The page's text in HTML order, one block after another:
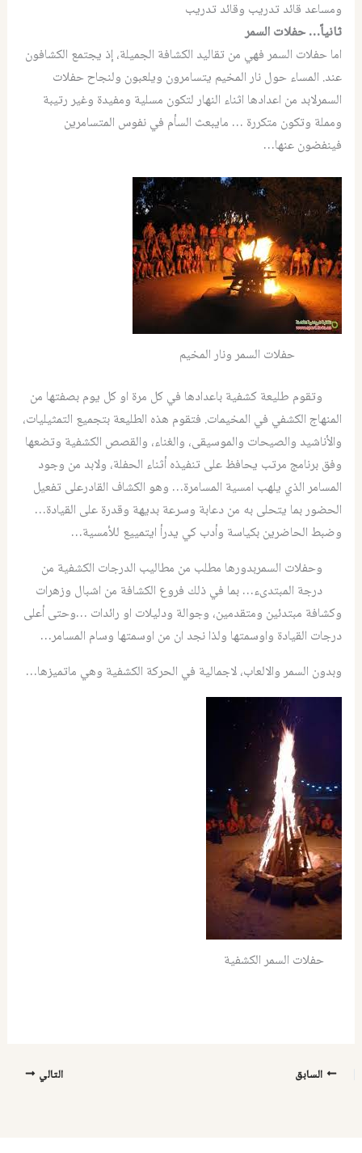
ومساعد قائد تدريب وقائد تدريب
ثانياً… حفلات السمر
اما حفلات السمر فهي من تقاليد الكشافة الجميلة، إذ يجتمع الكشافون
عند. المساء حول نار المخيم يتسامرون ويلعبون ولنجاح حفلات
السمرلابد من اعدادها اثناء النهار لتكون مسلية ومفيدة وغير رتيبة
ومملة وتكون متكررة … مايبعث السأم في نفوس المتسامرين
فينفضون عنها…
حفلات السمر ونار المخيم
وتقوم طليعة كشفية باعدادها في كل مرة او كل يوم بصفتها من
المنهاج الكشفي في المخيمات. فتقوم هذه الطليعة بتجميع التمثيليات،
والأناشيد والصيحات والموسيقى، والغناء، والقصص الكشفية وتضعها
وفق برنامج مرتب يحافظ على تنفيذه أثناء الحفلة، ولابد من وجود
المسامر الذي يلهب امسية المسامرة… وهو الكشاف القادرعلى تفعيل
الحضور بما يتحلى به من دعابة وسرعة بديهة وقدرة على القيادة…
وضبط الحاضرين بكياسة وأدب كي يدرأ ايتمييع للأمسية…
وحفلات السمربدورها مطلب من مطاليب الدرجات الكشفية من
درجة المبتدىء… بما في ذلك فروع الكشافة من اشبال وزهرات
وكشافة مبتدئين ومتقدمين، وجوالة ودليلات او رائدات …وحتى أعلى
درجات القيادة واوسمتها ولذا نجد ان من اوسمتها وسام المسامر…
وبدون السمر والالعاب، لاجمالية في الحركة الكشفية وهي ماتميزها…
حفلات السمر الكشفية
السابق التالي